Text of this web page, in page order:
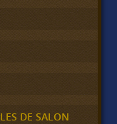
DE SALON